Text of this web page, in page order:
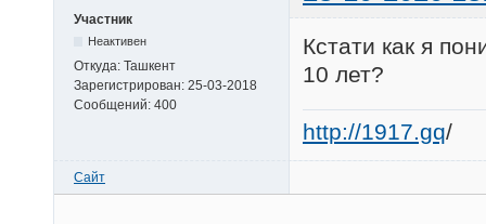
Участник
Неактивен
Откуда: Ташкент
Зарегистрирован: 25-03-2018
Сообщений: 400
Кстати как я
10 лет?
http://1917.gq/
Сайт